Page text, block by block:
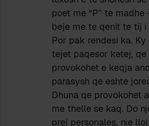
poet me “P” te madhe
beje me te qenit te tij i
Por pak rendesi ka.
tejet paqesor ketej,
provokohet e keqja
parasysh qe eshte
Dhuna qe provokohet
me thelle se kaq. Do
prej personales, nje